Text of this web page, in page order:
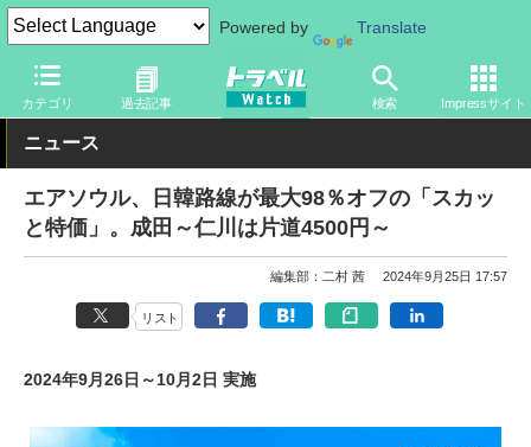
Powered by Translate
カテゴリ 過去記事 検索 Impressサイト
トラベル Watch 企業・政府・官庁 海外エアライン
ニュース
エアソウル、日韓路線が最大98％オフの「スカッ
と特価」。成田～仁川は片道4500円～
編集部：二村 茜 2024年9月25日 17:57
リスト
2024年9月26日～10月2日 実施